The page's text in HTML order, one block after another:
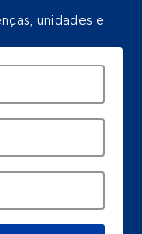
unidades e